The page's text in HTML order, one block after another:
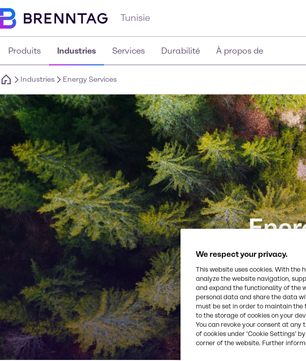
Tunisie
Produits Industries Services Durabilité À propos de
Industries Energy Services
We respect your privacy.
This website uses cookies. With the
analyze the website navigation,
and expand the functionality of the
personal data and share the data
must be set in order to maintain the
to the storage of cookies on your
You can revoke your consent at
of cookies under ‘Cookie Settings’
corner of the website. Further